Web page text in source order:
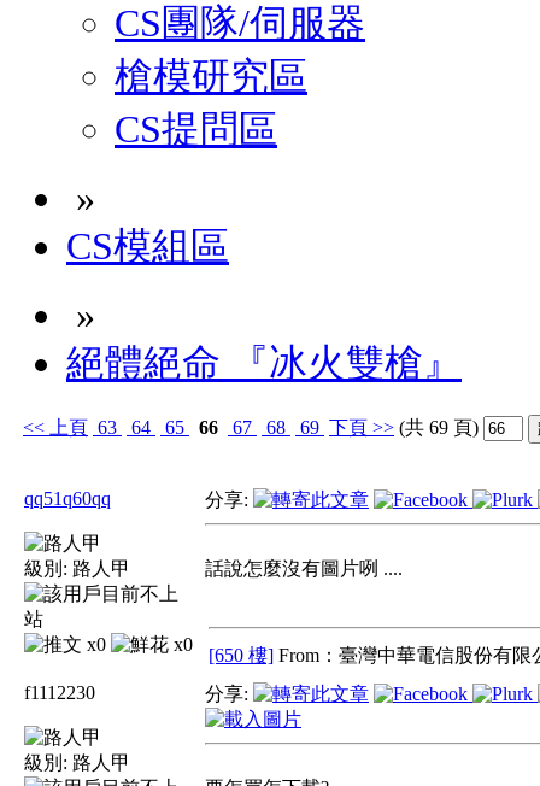
CS團隊/伺服器
槍模研究區
CS提問區
»
CS模組區
»
絕體絕命 『冰火雙槍』
<< 上頁 63 64 65 66 67 68 69 下頁 >> (共 69 頁)
qq51q60qq
級別: 路人甲
x0 x0
分享:
話說怎麼沒有圖片咧 ....
[650 樓] From：臺灣中華電信股份有限
f1112230
級別: 路人甲
分享: